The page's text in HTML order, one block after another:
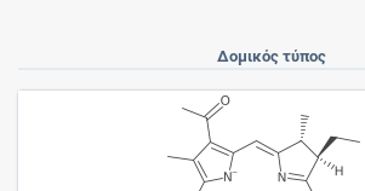
Δομικός τύπος